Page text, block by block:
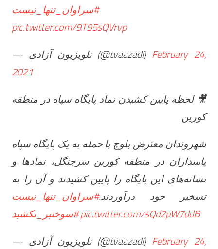
#سراوان_تنها_نیست
pic.twitter.com/9T95sQVrvp
— تلویزیون آزادی (@tvaazadi) February 24,
2021
🎥 لحظه پایین کشیدن نماد پایگاه سپاه در منطقه
کورین
شهروندان معترض بلوچ با حمله به یک پایگاه سپاه
پاسداران در منطقه کورین سرجنگل، نمادها و
نشانه‌های این پایگاه را پایین کشیدند و آن را به
تسخیر خود درآوردند.#سراوان_تنها_نیست
#سوختبر_نکشیدpic.twitter.com/sQd2pW7ddB
— تلویزیون آزادی (@tvaazadi) February 24,